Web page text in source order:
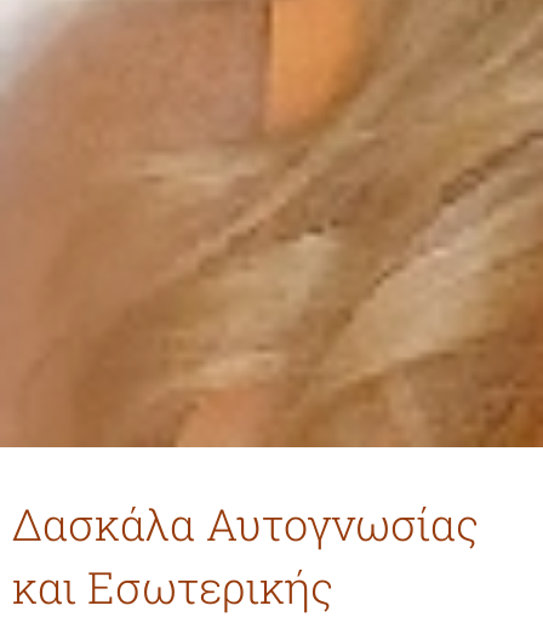
Δασκάλα Αυτογνωσίας
και Εσωτερικής